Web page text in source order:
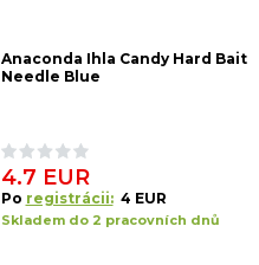
Anaconda Ihla Candy Hard Bait
Needle Blue
4.7 EUR
Po registrácii: 4 EUR
Skladem do 2 pracovních dnů